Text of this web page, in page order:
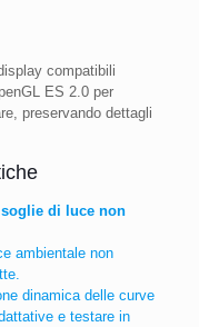
compatibili
ES 2.0 per
preservando dettagli
di luce non
ambientale non
dinamica delle curve
e testare in